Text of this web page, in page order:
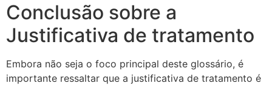
Conclusão sobre a
Justificativa de tratamento
Embora não seja o foco principal deste glossário, é
importante ressaltar que a justificativa de tratamento é